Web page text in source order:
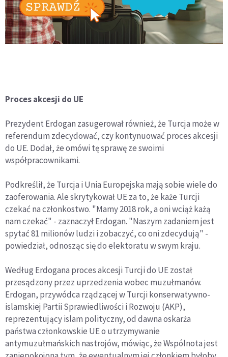
Proces akcesji do UE
Prezydent Erdogan zasugerował również, że Turcja może w
referendum zdecydować, czy kontynuować proces akcesji
do UE. Dodał, że omówi tę sprawę ze swoimi
współpracownikami.
Podkreślił, że Turcja i Unia Europejska mają sobie wiele do
zaoferowania. Ale skrytykował UE za to, że każe Turcji
czekać na członkostwo. "Mamy 2018 rok, a oni wciąż każą
nam czekać" - zaznaczył Erdogan. "Naszym zadaniem jest
spytać 81 milionów ludzi i zobaczyć, co oni zdecydują" -
powiedział, odnosząc się do elektoratu w swym kraju.
Według Erdogana proces akcesji Turcji do UE został
przesądzony przez uprzedzenia wobec muzułmanów.
Erdogan, przywódca rządzącej w Turcji konserwatywno-
islamskiej Partii Sprawiedliwości i Rozwoju (AKP),
reprezentujący islam polityczny, od dawna oskarża
państwa członkowskie UE o utrzymywanie
antymuzułmańskich nastrojów, mówiąc, że Wspólnota jest